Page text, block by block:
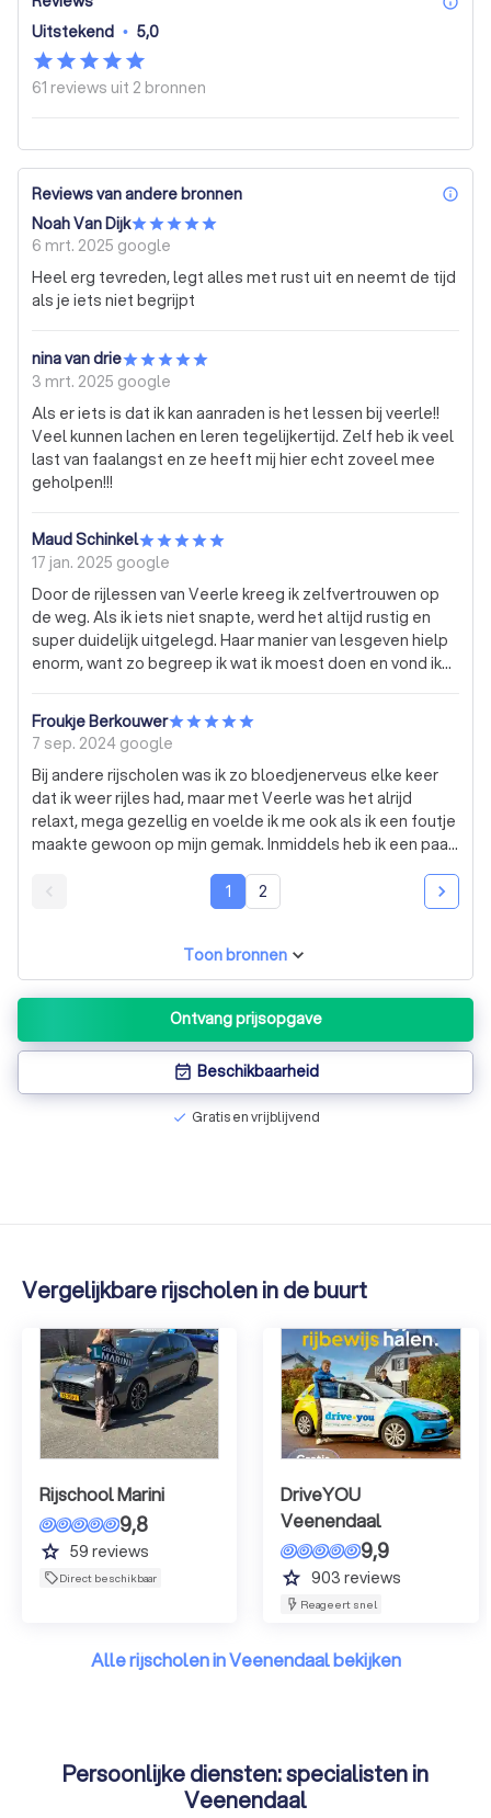
Uitstekend • 5,0
61 reviews uit 2 bronnen
Reviews van andere bronnen
Noah Van Dijk
6 mrt. 2025 google
Heel erg tevreden, legt alles met rust uit en neemt de tijd
als je iets niet begrijpt
nina van drie
3 mrt. 2025 google
Als er iets is dat ik kan aanraden is het lessen bij veerle!!
Veel kunnen lachen en leren tegelijkertijd. Zelf heb ik veel
last van faalangst en ze heeft mij hier echt zoveel mee
geholpen!!!
Maud Schinkel
17 jan. 2025 google
Door de rijlessen van Veerle kreeg ik zelfvertrouwen op
de weg. Als ik iets niet snapte, werd het altijd rustig en
super duidelijk uitgelegd. Haar manier van lesgeven hielp
enorm, want zo begreep ik wat ik moest doen en vond ik
was het in de auto altijd heel gezellig en heb ik mij altijd
heel erg op mijn gemak gevoeld. Ik zou Veerle aan
iedereen aanraden!
Froukje Berkouwer
7 sep. 2024 google
Bij andere rijscholen was ik zo bloedjenerveus elke keer
dat ik weer rijles had, maar met Veerle was het alrijd
relaxt, mega gezellig en voelde ik me ook als ik een foutje
maakte gewoon op mijn gemak. Inmiddels heb ik een paar
bij andere rijscholen nooit gekregen had. Veerle, heel erg
bedankt voor de gezelligheid, het vertrouwen en je rust,
1 2
Toon bronnen
Ontvang prijsopgave
event_available Beschikbaarheid
check Gratis en vrijblijvend
Vergelijkbare rijscholen in de buurt
Rijschool Marini
9,8
grade 59 reviews
Direct beschikbaar
DriveYOU
Veenendaal
9,9
grade 903 reviews
Reageert snel
Alle rijscholen in Veenendaal bekijken
Persoonlijke diensten: specialisten in
Veenendaal